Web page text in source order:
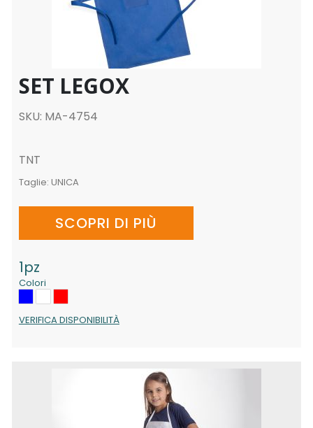
SET LEGOX
SKU: MA-4754
TNT
Taglie: UNICA
SCOPRI DI PIÙ
1pz
Colori
VERIFICA DISPONIBILITÀ